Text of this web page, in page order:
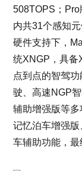
508TOPS；
内共31个感知
硬件支持下，
统XNGP，具备
点到点的智驾
驶、高速NGP
辅助增强版等
记忆泊车增强
车辅助功能，最